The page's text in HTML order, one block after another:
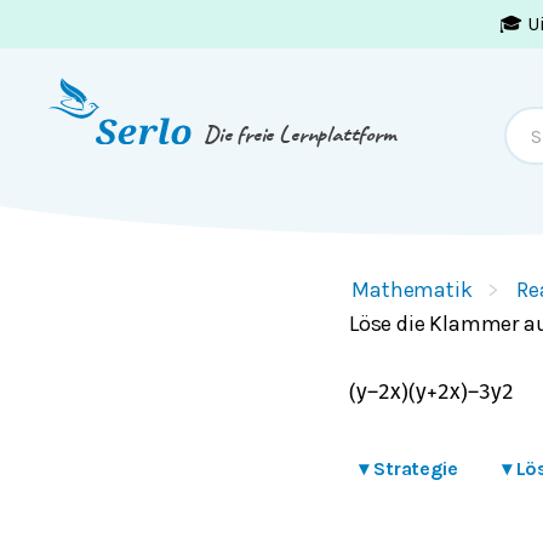
🎓
Die freie Lernplattform
Mathematik
Löse die Klammer
(y–2x)(y+2x)–3y2
▾ Strategie ▾